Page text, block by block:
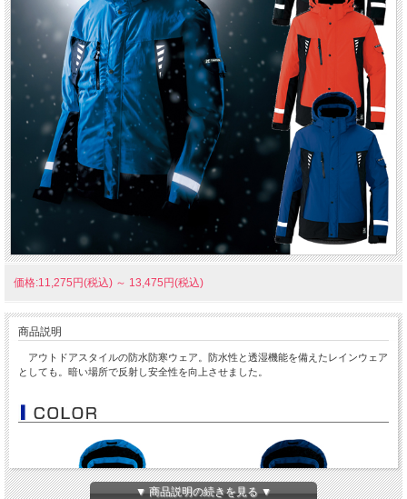
価格:11,275円(税込) ～ 13,475円(税込)
商品説明
アウトドアスタイルの防水防寒ウェア。防水性と透湿機能を備えたレインウェア
としても。暗い場所で反射し安全性を向上させました。
▼ 商品説明の続きを見る ▼